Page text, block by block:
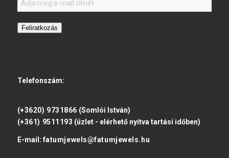
Feliratkozás
Telefonszám:
(+3620) 9731866 (Somlói István)
(+361) 9511193 (üzlet - elérhető nyitva tartási időben)
E-mail: fatumjewels@fatumjewels.hu